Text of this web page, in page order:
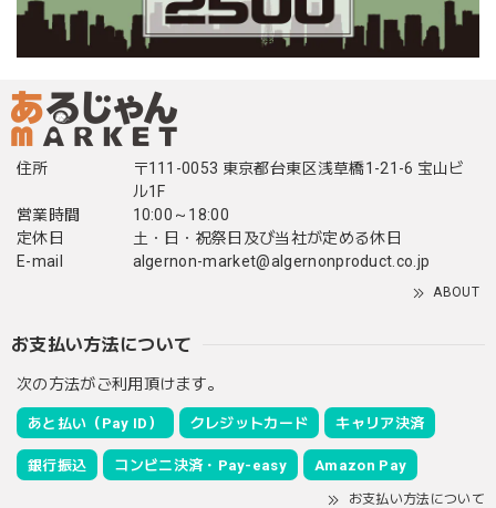
住所
〒111-0053 東京都台東区浅草橋1-21-6 宝山ビ
ル1F
営業時間
10:00～18:00
定休日
土・日・祝祭日及び当社が定める休日
E-mail
algernon-market@algernonproduct.co.jp
ABOUT
お支払い方法について
次の方法がご利用頂けます。
あと払い（Pay ID） クレジットカード キャリア決済
銀行振込 コンビニ決済・Pay-easy Amazon Pay
お支払い方法について